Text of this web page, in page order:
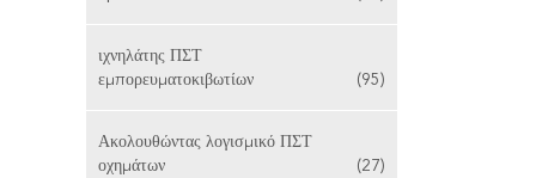
ιχνηλάτης ΠΣΤ
εμπορευματοκιβωτίων
(95)
Ακολουθώντας λογισμικό ΠΣΤ
οχημάτων
(27)